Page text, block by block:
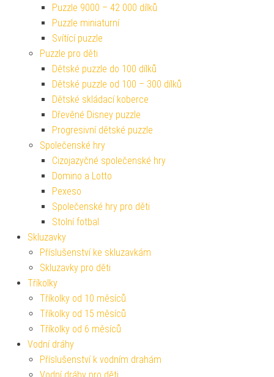
Puzzle 9000 – 42 000 dílků
Puzzle miniaturní
Svítící puzzle
Puzzle pro děti
Dětské puzzle do 100 dílků
Dětské puzzle od 100 – 300 dílků
Dětské skládací koberce
Dřevěné Disney puzzle
Progresivní dětské puzzle
Společenské hry
Cizojazyčné společenské hry
Domino a Lotto
Pexeso
Společenské hry pro děti
Stolní fotbal
Skluzavky
Příslušenství ke skluzavkám
Skluzavky pro děti
Tříkolky
Tříkolky od 10 měsíců
Tříkolky od 15 měsíců
Tříkolky od 6 měsíců
Vodní dráhy
Příslušenství k vodním drahám